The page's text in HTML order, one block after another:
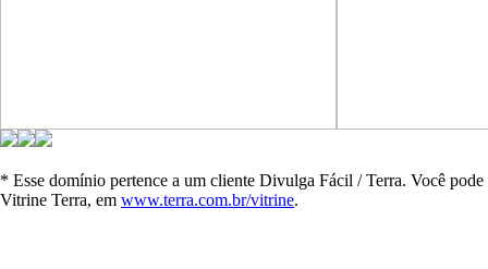
* Esse domínio pertence a um cliente Divulga Fácil / Terra. Você pode
Vitrine Terra, em www.terra.com.br/vitrine.